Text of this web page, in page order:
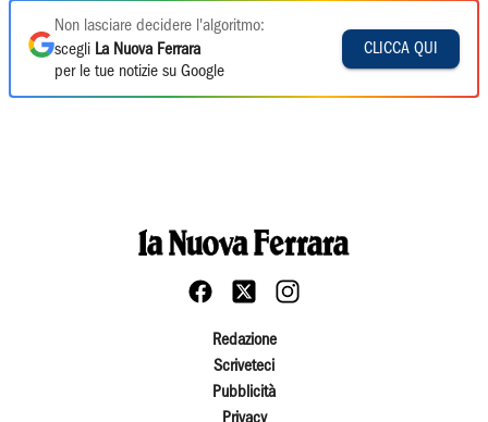
Non lasciare decidere l'algoritmo:
scegli La Nuova Ferrara
per le tue notizie su Google
CLICCA QUI
Redazione
Scriveteci
Pubblicità
Privacy